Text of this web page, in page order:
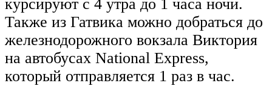
курсируют с 4 утра до 1 часа ночи.
Также из Гатвика можно добраться до
железнодорожного вокзала Виктория
на автобусах National Express,
который отправляется 1 раз в час.